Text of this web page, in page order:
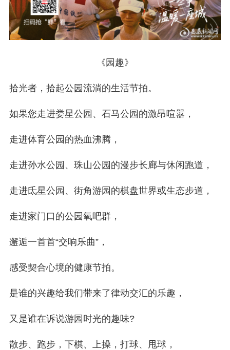
《园趣》
拾光者，拾起公园流淌的生活节拍。
如果您走进娄星公园、石马公园的激昂喧嚣，
走进体育公园的热血沸腾，
走进孙水公园、珠山公园的漫步长廊与休闲跑道，
走进氐星公园、街角游园的棋盘世界或生态步道，
走进家门口的公园氧吧群，
邂逅一首首“交响乐曲”，
感受契合心境的健康节拍。
是谁的兴趣给我们带来了律动交汇的乐趣，
又是谁在诉说游园时光的趣味?
散步、跑步，下棋、上操，打球、甩球，